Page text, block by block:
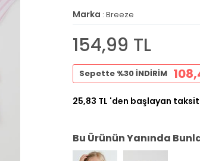
Marka : Breeze
154,99 TL
Sepette %30 İNDİRİM
25,83 TL 'den başlayan
Bu Ürünün Yanında